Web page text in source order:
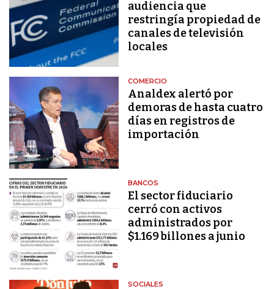
audiencia que
restringía propiedad de
canales de televisión
locales
COMERCIO
Analdex alertó por
demoras de hasta cuatro
días en registros de
importación
BANCOS
El sector fiduciario
cerró con activos
administrados por
$1.169 billones a junio
SOCIALES